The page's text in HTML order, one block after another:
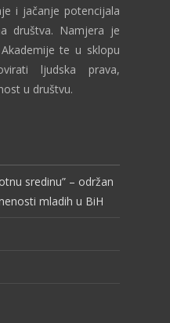
i jačanje potencijala
društva. Namjera je
te u sklopu
ljudska prava,
u društvu.
sredinu” – održan
mladih u BiH